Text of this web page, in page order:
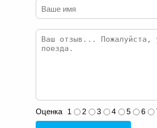
Оценка 1 2 3 4 5 6